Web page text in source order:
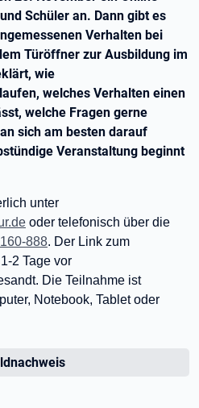
Schüler an. Dann gibt es
Verhalten bei
Türöffner zur Ausbildung im
wie
welches Verhalten einen
welche Fragen gerne
sich am besten darauf
Veranstaltung beginnt
unter
oder telefonisch über die
888. Der Link zum
2 Tage vor
Die Teilnahme ist
Notebook, Tablet oder